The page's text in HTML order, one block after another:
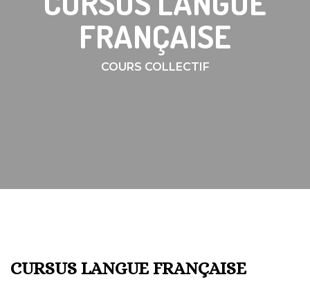
FRANÇAISE
COURS COLLECTIF
CURSUS LANGUE FRANÇAISE